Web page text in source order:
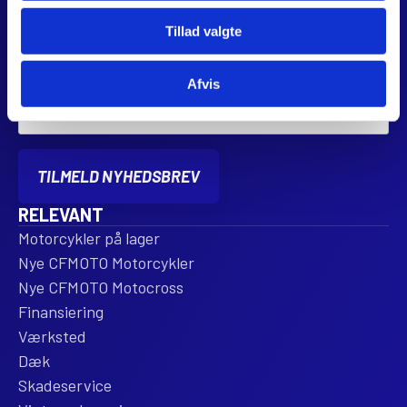
Tillad valgte
Afvis
TILMELD DIG VORES NYHEDSBREV
*
TILMELD NYHEDSBREV
RELEVANT
Motorcykler på lager
Nye CFMOTO Motorcykler
Nye CFMOTO Motocross
Finansiering
Værksted
Dæk
Skadeservice